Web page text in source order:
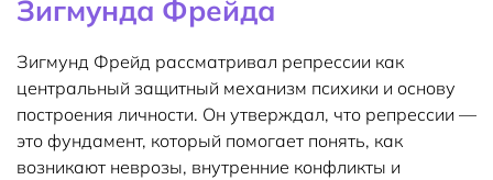
Зигмунда Фрейда
Зигмунд Фрейд рассматривал репрессии как
центральный защитный механизм психики и основу
построения личности. Он утверждал, что репрессии —
это фундамент, который помогает понять, как
возникают неврозы, внутренние конфликты и